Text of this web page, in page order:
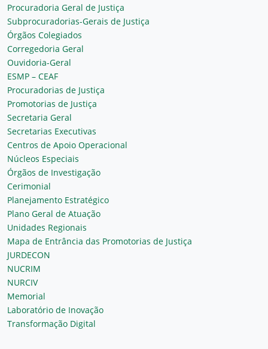
Procuradoria Geral de Justiça
Subprocuradorias-Gerais de Justiça
Órgãos Colegiados
Corregedoria Geral
Ouvidoria-Geral
ESMP – CEAF
Procuradorias de Justiça
Promotorias de Justiça
Secretaria Geral
Secretarias Executivas
Centros de Apoio Operacional
Núcleos Especiais
Órgãos de Investigação
Cerimonial
Planejamento Estratégico
Plano Geral de Atuação
Unidades Regionais
Mapa de Entrância das Promotorias de Justiça
JURDECON
NUCRIM
NURCIV
Memorial
Laboratório de Inovação
Transformação Digital